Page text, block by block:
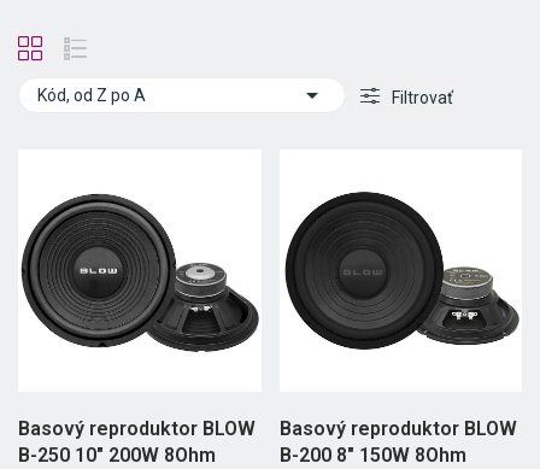
Kód, od Z po A  Filtrovať
Basový reproduktor BLOW
B-250 10" 200W 8Ohm
Basový reproduktor BLOW
B-200 8" 150W 8Ohm